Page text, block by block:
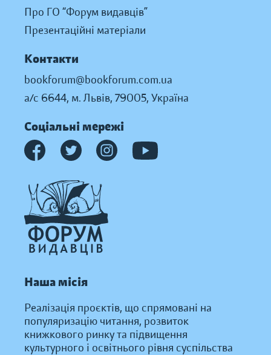
Про ГО “Форум видавців”
Презентаційні матеріали
Контакти
bookforum@bookforum.com.ua
а/с 6644, м. Львів, 79005, Україна
Соціальні мережі
Наша місія
Реалізація проєктів, що спрямовані на
популяризацію читання, розвиток
книжкового ринку та підвищення
культурного і освітнього рівня суспільства